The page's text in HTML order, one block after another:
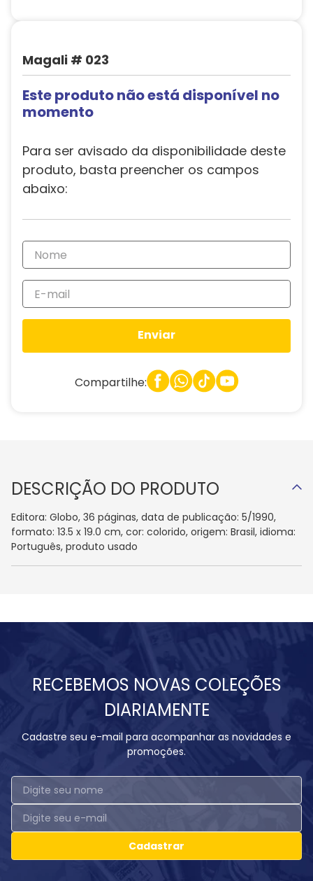
Magali # 023
Este produto não está disponível no
momento
Para ser avisado da disponibilidade deste
produto, basta preencher os campos
abaixo:
Enviar
Compartilhe:
DESCRIÇÃO DO PRODUTO
Editora: Globo, 36 páginas, data de publicação: 5/1990,
formato: 13.5 x 19.0 cm, cor: colorido, origem: Brasil, idioma:
Português, produto usado
RECEBEMOS NOVAS COLEÇÕES
DIARIAMENTE
Cadastre seu e-mail para acompanhar as novidades e
promoções.
Cadastrar